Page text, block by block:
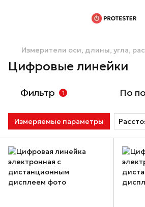
Измерители оси, длины, угла,
Цифровые линейки
Фильтр 1 По
Измеряемые параметры